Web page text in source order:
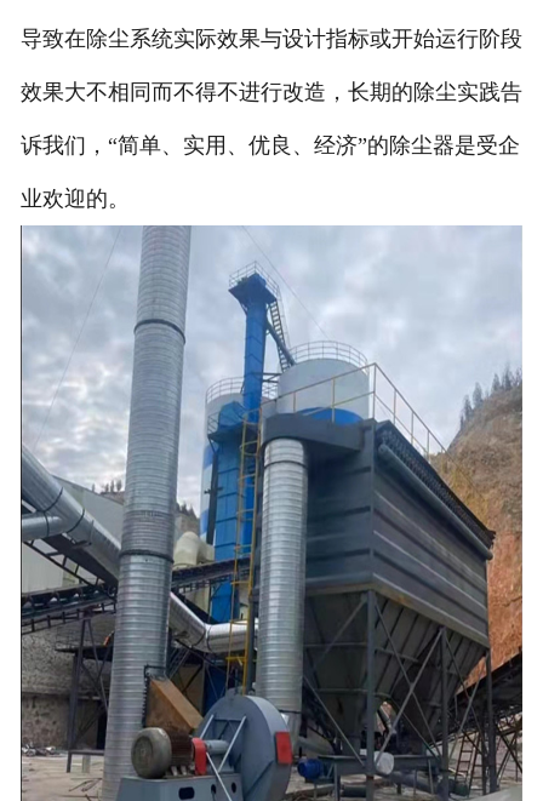
导致在除尘系统实际效果与设计指标或开始运行阶段
效果大不相同而不得不进行改造，长期的除尘实践告
诉我们，“简单、实用、优良、经济”的除尘器是受企
业欢迎的。